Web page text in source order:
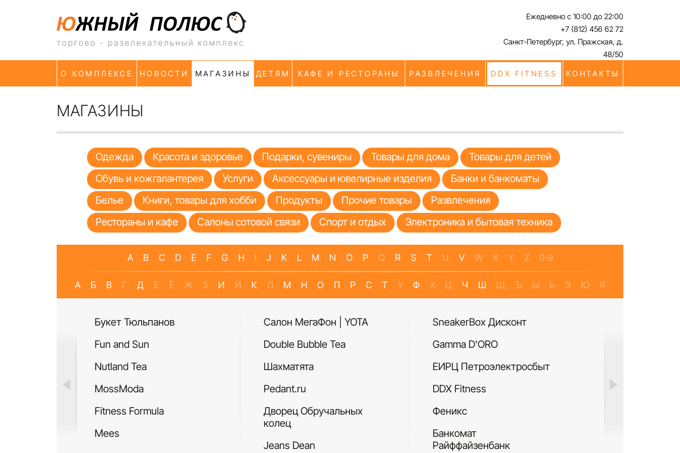
Ежедневно с 10:00 до 22:00
+7 (812) 456 62 72
Санкт-Петербург, ул. Пражская, д.
48/50
О КОМПЛЕКСЕ
НОВОСТИ МАГАЗИНЫ ДЕТЯМ КАФЕ И РЕСТОРАНЫ РАЗВЛЕЧЕНИЯ DDX FITNESS КОНТАКТЫ
МАГАЗИНЫ
Одежда Красота и здоровье Подарки, сувениры Товары для дома
Товары для детей
Обувь и кожгалантерея
Услуги Аксессуары и ювелирные изделия
Банки и банкоматы
Белье
Книги, товары для хобби Продукты Прочие товары
Развлечения
Рестораны и кафе
Салоны сотовой связи Спорт и отдых Электроника и бытовая техника
A B C D E F G H I J K L M N O P Q R S T U V W X Y Z 0-9
А Б В Г Д Е Ё Ж З И Й К Л М Н О П Р С Т У Ф Х Ц Ч Ш Щ Ъ Ы Ь Э Ю Я
Букет Тюльпанов
Fun and Sun
Nutland Tea
MossModa
Fitness Formula
Mees
Салон МегаФон | YOTA
Double Bubble Tea
Шахматята
Pedant.ru
Дворец Обручальных
колец
Jeans Dean
SneakerBox Дисконт
Gamma D'ORO
ЕИРЦ Петроэлектросбыт
DDX Fitness
Феникс
Банкомат
Райффайзенбанк
Си Виф